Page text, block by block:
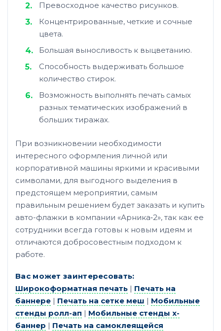
Превосходное качество рисунков.
Концентрированные, четкие и сочные
цвета.
Большая выносливость к выцветанию.
Способность выдерживать большое
количество стирок.
Возможность выполнять печать самых
разных тематических изображений в
больших тиражах.
При возникновении необходимости
интересного оформления личной или
корпоративной машины яркими и красивыми
символами, для выгодного выделения в
предстоящем мероприятии, самым
правильным решением будет заказать и купить
авто-флажки в компании «Арника‑2», так как ее
сотрудники всегда готовы к новым идеям и
отличаются добросовестным подходом к
работе.
Вас может заинтересовать:
Широкоформатная печать | Печать на
баннере | Печать на сетке меш | Мобильные
стенды ролл-ап | Мобильные стенды х-
баннер | Печать на самоклеящейся